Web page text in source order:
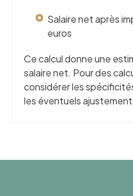
Salaire net après
euros
Ce calcul donne une
salaire net. Pour des
considérer les
les éventuels